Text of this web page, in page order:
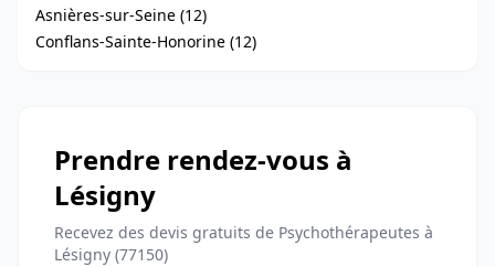
Asnières-sur-Seine (12)
Conflans-Sainte-Honorine (12)
Prendre rendez-vous à
Lésigny
Recevez des devis gratuits de Psychothérapeutes à
Lésigny (77150)